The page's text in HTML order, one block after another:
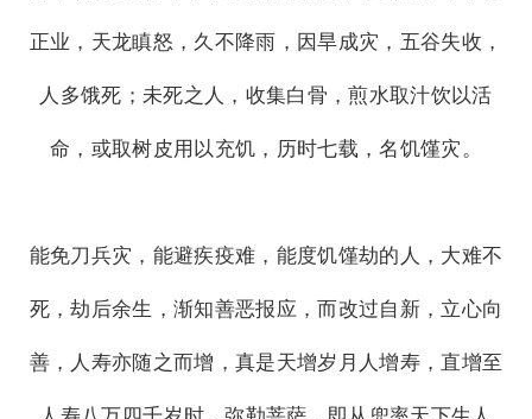
正业，天龙瞋怒，久不降雨，因旱成灾，五谷失收，
人多饿死；未死之人，收集白骨，煎水取汁饮以活
命，或取树皮用以充饥，历时七载，名饥馑灾。
能免刀兵灾，能避疾疫难，能度饥馑劫的人，大难不
死，劫后余生，渐知善恶报应，而改过自新，立心向
善，人寿亦随之而增，真是天增岁月人增寿，直增至